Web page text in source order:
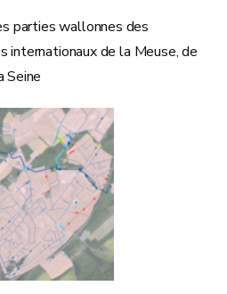
parties wallonnes des
internationaux de la Meuse, de
Seine